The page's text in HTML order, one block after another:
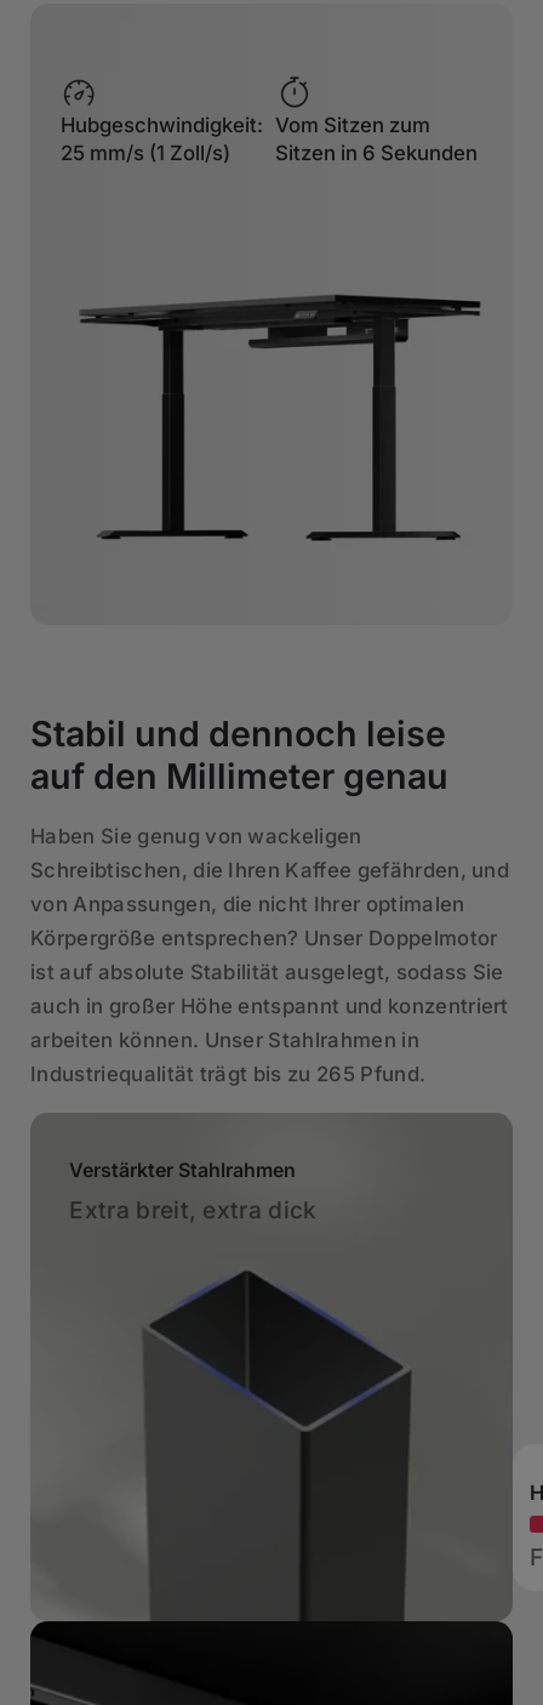
Hubgeschwindigkeit:
25 mm/s (1 Zoll/s)
Vom Sitzen zum
Sitzen in 6 Sekunden
Stabil und dennoch leise
auf den Millimeter genau
Haben Sie genug von wackeligen
Schreibtischen, die Ihren Kaffee gefährden, und
von Anpassungen, die nicht Ihrer optimalen
Körpergröße entsprechen? Unser Doppelmotor
ist auf absolute Stabilität ausgelegt, sodass Sie
auch in großer Höhe entspannt und konzentriert
arbeiten können. Unser Stahlrahmen in
Industriequalität trägt bis zu 265 Pfund.
Verstärkter Stahlrahmen
Extra breit, extra dick